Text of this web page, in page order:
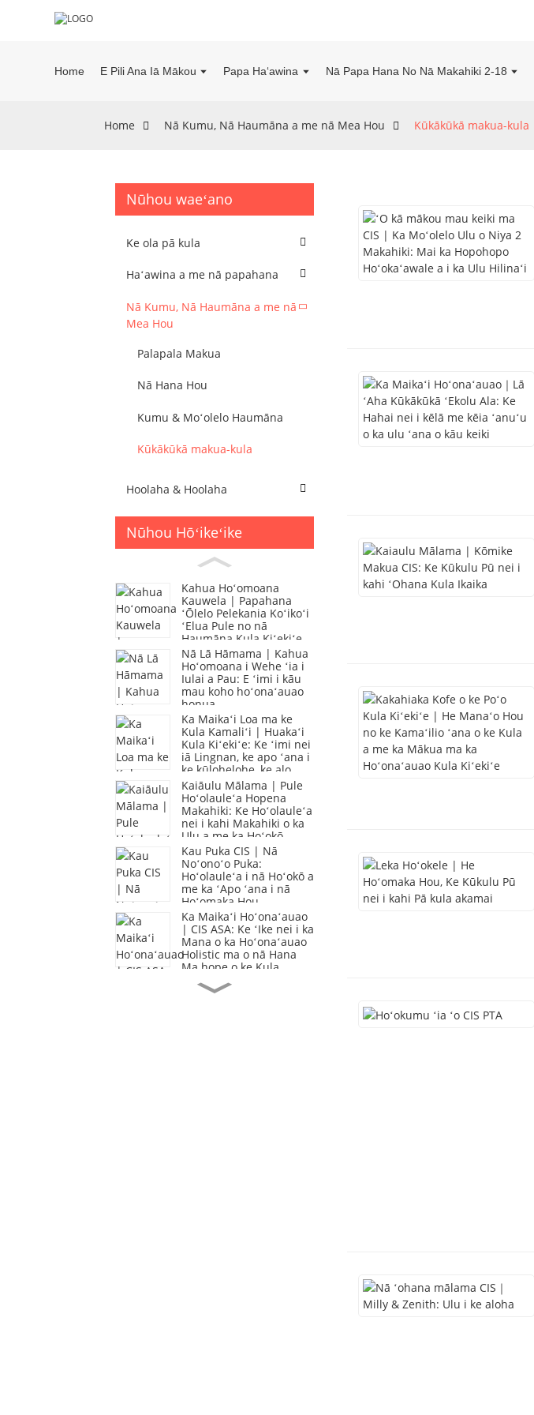
Home E Pili Ana Iā Mākou Papa Haʻawina Nā Papa Hana No Nā Makahiki 2-18
Home Nā Kumu, Nā Haumāna a me nā Mea Hou Kūkākūkā makua-kula
Nūhou waeʻano
Ke ola pā kula
Haʻawina a me nā papahana
Nā Kumu, Nā Haumāna a me nā
Mea Hou
Palapala Makua
Nā Hana Hou
Kumu & Moʻolelo Haumāna
Kūkākūkā makua-kula
Hoolaha & Hoolaha
Nūhou Hōʻikeʻike
Kahua Hoʻomoana
Kauwela | Papahana
ʻŌlelo Pelekania Koʻikoʻi
ʻElua Pule no nā
Haumāna Kula Kiʻekiʻe
Nā Lā Hāmama | Kahua
Hoʻomoana i Wehe ʻia i
Iulai a Pau: E ʻimi i kāu
mau koho hoʻonaʻauao
honua
Ka Maikaʻi Loa ma ke
Kula Kamaliʻi | Huakaʻi
Kula Kiʻekiʻe: Ke ʻimi nei
iā Lingnan, ke apo ʻana i
ke kūlohelohe, ke alo
ʻana i nā pilikia
Kaiāulu Mālama | Pule
Hoʻolauleʻa Hopena
Makahiki: Ke Hoʻolauleʻa
nei i kahi Makahiki o ka
Ulu a me ka Hoʻokō
Kau Puka CIS | Nā
Noʻonoʻo Puka:
Hoʻolauleʻa i nā Hoʻokō a
me ka ʻApo ʻana i nā
Hoʻomaka Hou
Ka Maikaʻi Hoʻonaʻauao
| CIS ASA: Ke ʻIke nei i ka
Mana o ka Hoʻonaʻauao
Holistic ma o nā Hana
Ma hope o ke Kula
Ke Kaiāulu Mālama |